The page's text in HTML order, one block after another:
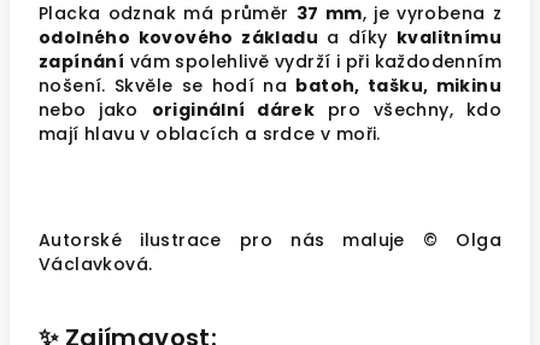
Placka odznak má průměr 37 mm, je vyrobena z
odolného kovového základu a díky kvalitnímu
zapínání vám spolehlivě vydrží i při každodenním
nošení. Skvěle se hodí na batoh, tašku, mikinu
nebo jako originální dárek pro všechny, kdo
mají hlavu v oblacích a srdce v moři.
Autorské ilustrace pro nás maluje © Olga
Václavková.
✨ Zajímavost: